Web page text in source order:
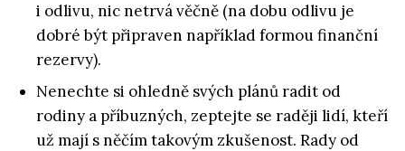
i odlivu, nic netrvá věčně (na dobu odlivu je
dobré být připraven například formou finanční
rezervy).
Nenechte si ohledně svých plánů radit od
rodiny a příbuzných, zeptejte se raději lidí, kteří
už mají s něčím takovým zkušenost. Rady od